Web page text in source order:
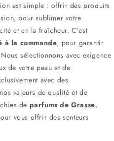
est simple : offrir des produits
pour sublimer votre
et en la fraîcheur. C’est
à la commande, pour garantir
sélectionnons avec exigence
de votre peau et de
avec des
valeurs de qualité et de
de parfums de Grasse,
vous offrir des senteurs